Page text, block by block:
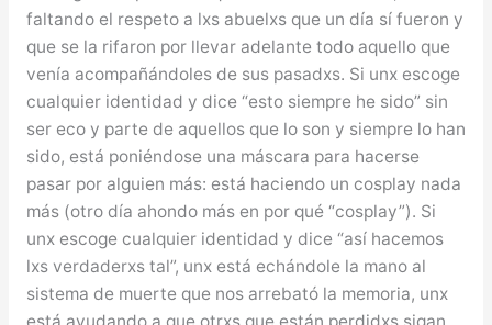
faltando el respeto a lxs abuelxs que un día sí fueron y
que se la rifaron por llevar adelante todo aquello que
venía acompañándoles de sus pasadxs. Si unx escoge
cualquier identidad y dice “esto siempre he sido” sin
ser eco y parte de aquellos que lo son y siempre lo han
sido, está poniéndose una máscara para hacerse
pasar por alguien más: está haciendo un cosplay nada
más (otro día ahondo más en por qué “cosplay”). Si
unx escoge cualquier identidad y dice “así hacemos
lxs verdaderxs tal”, unx está echándole la mano al
sistema de muerte que nos arrebató la memoria, unx